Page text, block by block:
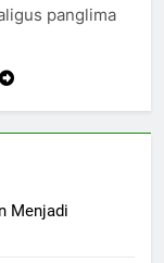
panglima
Menjadi